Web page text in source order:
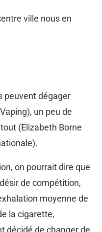
ville nous en
peuvent dégager
un peu de
(Elizabeth Borne
on pourrait dire que
de compétition,
moyenne de
la cigarette,
décidé de changer de